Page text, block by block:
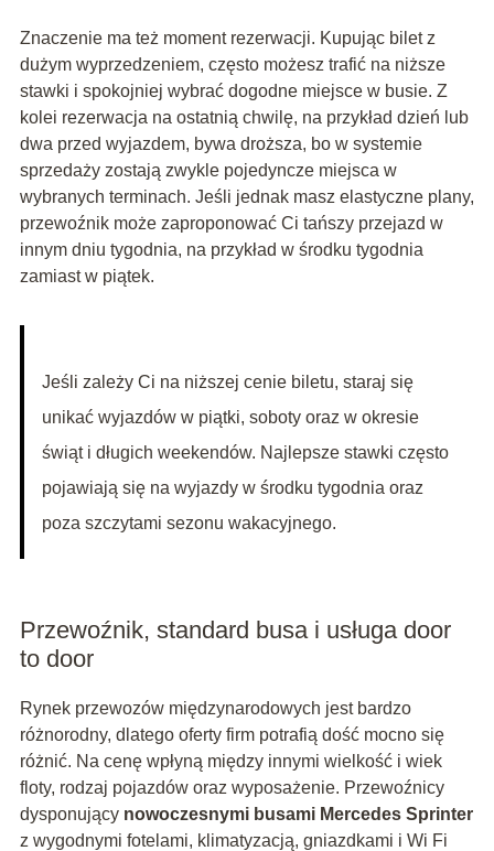
Znaczenie ma też moment rezerwacji. Kupując bilet z
dużym wyprzedzeniem, często możesz trafić na niższe
stawki i spokojniej wybrać dogodne miejsce w busie. Z
kolei rezerwacja na ostatnią chwilę, na przykład dzień lub
dwa przed wyjazdem, bywa droższa, bo w systemie
sprzedaży zostają zwykle pojedyncze miejsca w
wybranych terminach. Jeśli jednak masz elastyczne plany,
przewoźnik może zaproponować Ci tańszy przejazd w
innym dniu tygodnia, na przykład w środku tygodnia
zamiast w piątek.
Jeśli zależy Ci na niższej cenie biletu, staraj się
unikać wyjazdów w piątki, soboty oraz w okresie
świąt i długich weekendów. Najlepsze stawki często
pojawiają się na wyjazdy w środku tygodnia oraz
poza szczytami sezonu wakacyjnego.
Przewoźnik, standard busa i usługa door
to door
Rynek przewozów międzynarodowych jest bardzo
różnorodny, dlatego oferty firm potrafią dość mocno się
różnić. Na cenę wpłyną między innymi wielkość i wiek
floty, rodzaj pojazdów oraz wyposażenie. Przewoźnicy
dysponujący nowoczesnymi busami Mercedes Sprinter
z wygodnymi fotelami, klimatyzacją, gniazdkami i Wi Fi